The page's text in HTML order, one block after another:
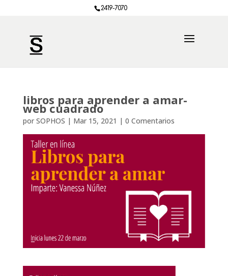
2419-7070
libros para aprender a amar-
web cuadrado
por SOPHOS | Mar 15, 2021 | 0 Comentarios